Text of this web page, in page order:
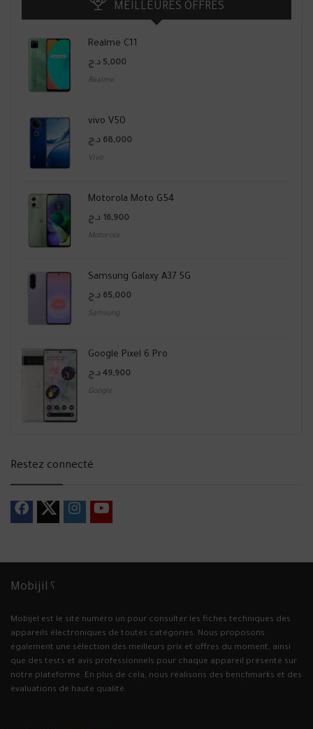
MEILLEURES OFFRES
Realme C11
5,000 د.ج
Realme
vivo V50
68,000 د.ج
Vivo
Motorola Moto G54
16,900 د.ج
Motorola
Samsung Galaxy A37 5G
65,000 د.ج
Samsung
Google Pixel 6 Pro
49,900 د.ج
Google
Restez connecté
Mobijil ؟
Mobijel est le site numéro un pour consulter les fiches techniques des
appareils électroniques de toutes catégories. Nous proposons
également une sélection des meilleurs prix et offres du moment, ainsi
que des tests et avis professionnels pour chaque appareil présenté sur
notre plateforme. En plus de cela, nous réalisons des benchmarks et des
évaluations de haute qualité.